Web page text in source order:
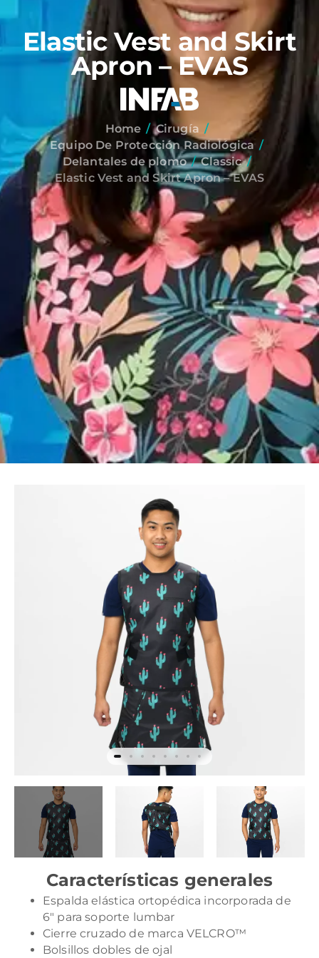
Elastic Vest and Skirt
Apron – EVAS
Home
Cirugía
Equipo De Protección Radiológica
Delantales de plomo
Classic
Elastic Vest and Skirt Apron – EVAS
Características generales
Espalda elástica ortopédica incorporada de
6″ para soporte lumbar
Cierre cruzado de marca VELCRO™
Bolsillos dobles de ojal